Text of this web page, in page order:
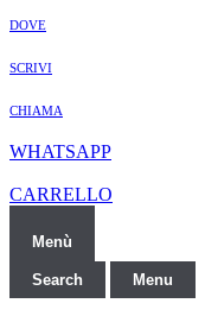
DOVE
SCRIVI
CHIAMA
WHATSAPP
CARRELLO
Menù
Search Menu